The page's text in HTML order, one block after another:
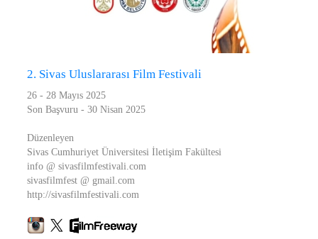
2. Sivas Uluslararası Film Festivali
26 - 28 Mayıs 2025
Son Başvuru - 30 Nisan 2025
Düzenleyen
Sivas Cumhuriyet Üniversitesi İletişim Fakültesi
info @ sivasfilmfestivali.com
sivasfilmfest @ gmail.com
http://sivasfilmfestivali.com